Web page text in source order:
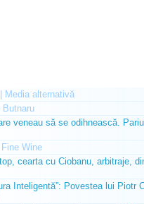
Media alternativă
Butnaru
veneau să se odihnească.
Fine Wine
cearta cu Ciobanu, arbitraje,
Inteligentă”: Povestea lui Piotr